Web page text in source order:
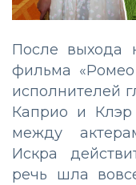
После выхода
фильма
исполнителей
Каприо и
между
Искра
речь шла